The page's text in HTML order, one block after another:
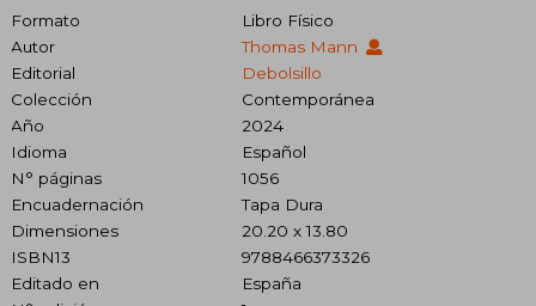
Formato
Libro Físico
Autor
Thomas Mann
Editorial
Debolsillo
Colección
Contemporánea
Año
2024
Idioma
Español
N° páginas
1056
Encuadernación
Tapa Dura
Dimensiones
20.20 x 13.80
ISBN13
9788466373326
Editado en
España